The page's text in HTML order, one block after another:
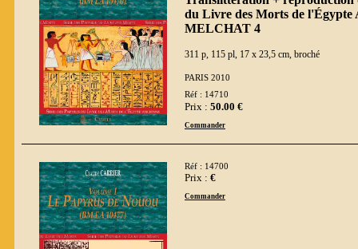
du Livre des Morts de l'Égypte
MELCHAT 4
311 p, 115 pl, 17 x 23,5 cm, broché
PARIS 2010
Réf : 14710
Prix : 50.00 €
Commander
Réf : 14700
Prix : €
Commander